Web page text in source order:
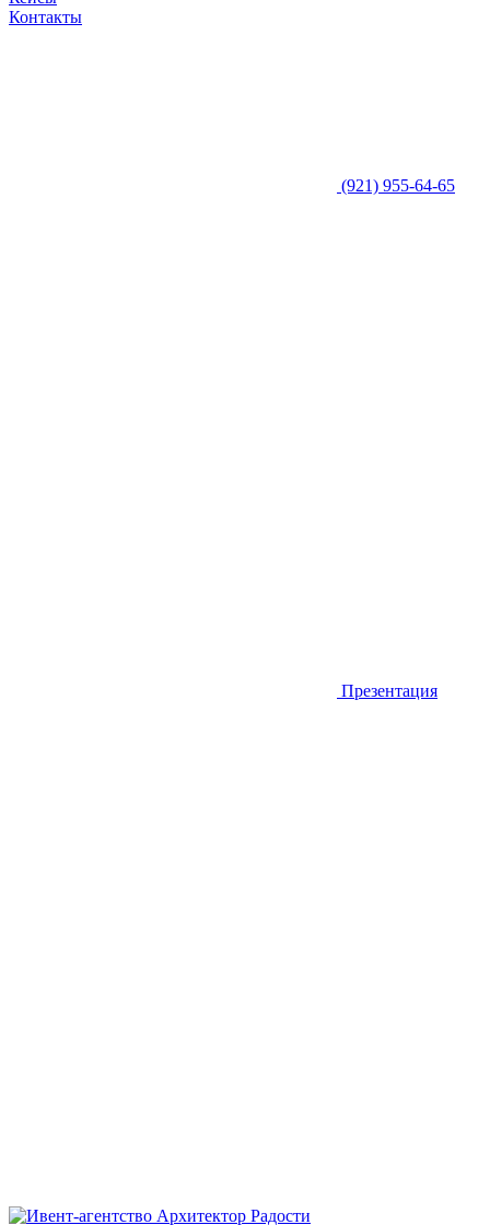
Контакты
(921) 955-64-65
Презентация